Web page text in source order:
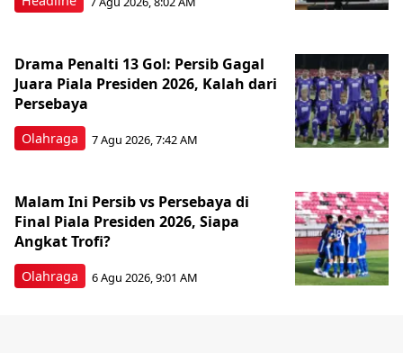
Olahraga
Drama Penalti 13 Gol: Persib Gagal
Juara Piala Presiden 2026, Kalah dari
Persebaya
7 Agu 2026, 7:42 AM
Olahraga
Malam Ini Persib vs Persebaya di
Final Piala Presiden 2026, Siapa
Angkat Trofi?
6 Agu 2026, 9:01 AM